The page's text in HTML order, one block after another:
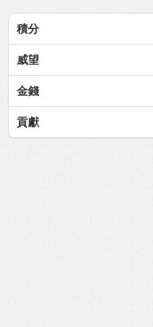
積分
威望
金錢
貢獻